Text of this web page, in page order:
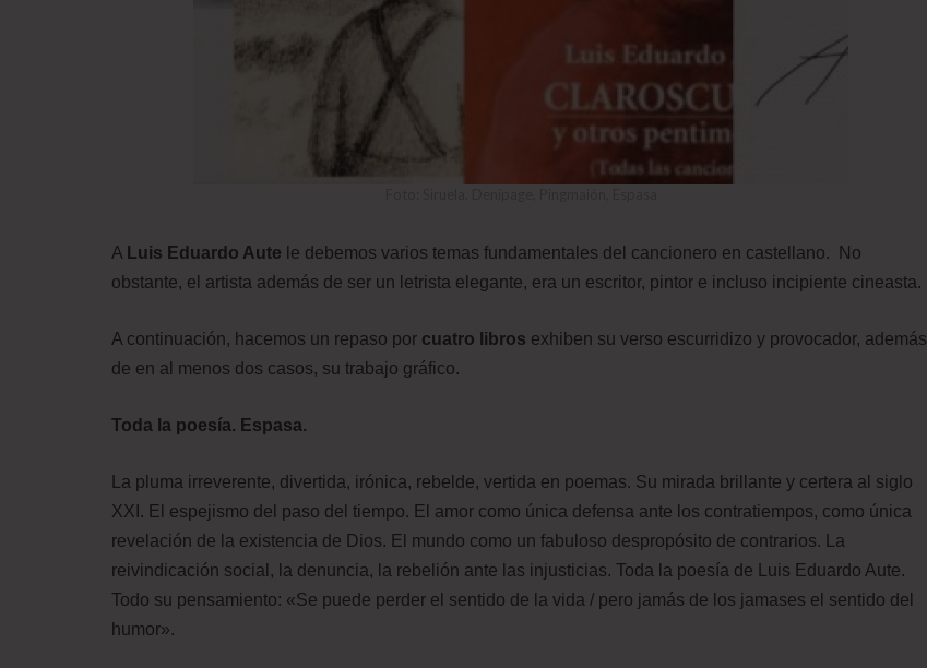
A Luis Eduardo Aute le debemos varios temas fundamentales del cancionero en castellano. No
obstante, el artista además de ser un letrista elegante, era un escritor, pintor e incluso incipiente cineasta.
A continuación, hacemos un repaso por cuatro libros exhiben su verso escurridizo y provocador, además
de en al menos dos casos, su trabajo gráfico.
Toda la poesía. Espasa.
La pluma irreverente, divertida, irónica, rebelde, vertida en poemas. Su mirada brillante y certera al siglo
XXI. El espejismo del paso del tiempo. El amor como única defensa ante los contratiempos, como única
revelación de la existencia de Dios. El mundo como un fabuloso despropósito de contrarios. La
reivindicación social, la denuncia, la rebelión ante las injusticias. Toda la poesía de Luis Eduardo Aute.
Todo su pensamiento: «Se puede perder el sentido de la vida / pero jamás de los jamases el sentido del
humor».